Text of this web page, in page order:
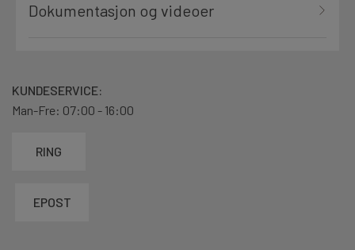
Dokumentasjon og videoer
KUNDESERVICE:
Man-Fre: 07:00 - 16:00
RING
EPOST